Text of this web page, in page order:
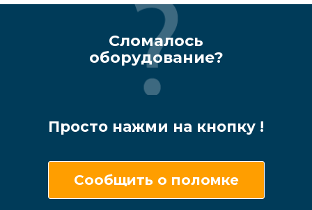
Сломалось
оборудование?
Просто нажми на кнопку !
Сообщить о поломке